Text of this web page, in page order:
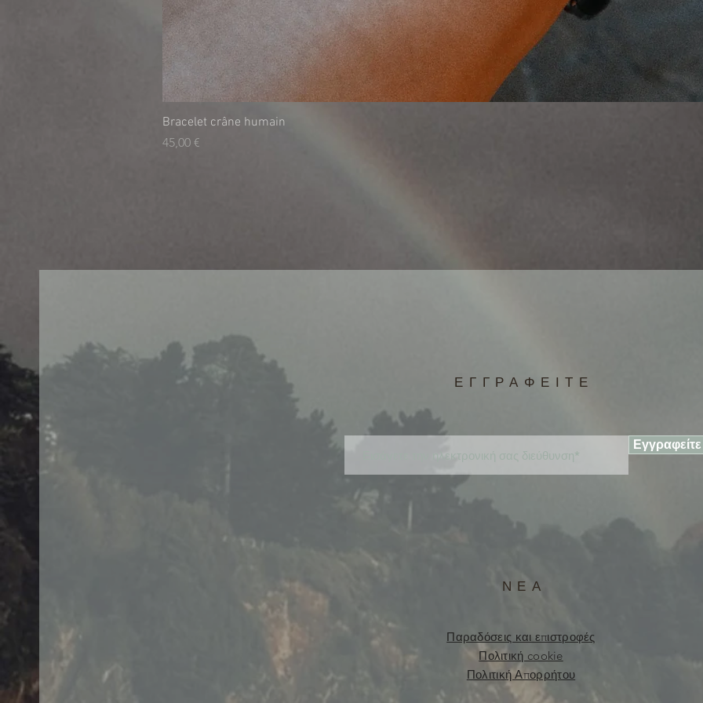
Bracelet crâne humain
Τιμή
45,00 €
ΕΓΓΡΑΦΕΙΤΕ
Εγγραφείτε
ΝΕΑ
Παραδόσεις και επιστροφές
Πολιτική cookie
Πολιτική Απορρήτου